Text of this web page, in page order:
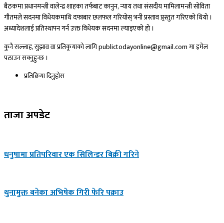
बैठकमा प्रधानमन्त्री वालेन्द्र शाहका तर्फबाट कानुन, न्याय तथा संसदीय मामिलामन्त्री सोविता
गौतमले सदनमा विधेयकमाथि दफाबार छलफल गरियोस् भनी प्रस्ताव प्र्रस्तुत गरिएको थियो ।
अध्यादेशलाई प्रतिस्थापन गर्न उक्त विधेयक सदनमा ल्याइएको हो ।
कुनै सल्लाह, सुझाव वा प्रतिकृयाको लागि publictodayonline@gmail.com मा इमेल
पठाउन सक्नुहुन्छ ।
प्रतिक्रिया दिनुहोस​
ताजा अपडेट
धनुषामा प्रतिपरिवार एक सिलिन्डर बिक्री गरिने
थुनामुक्त बनेका अभिषेक गिरी फेरि पक्राउ